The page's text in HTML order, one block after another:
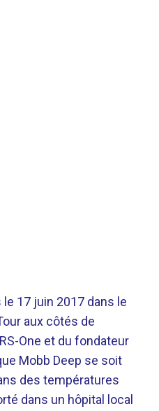
17 juin 2017 dans le
aux côtés de
One et du fondateur
Mobb Deep se soit
des températures
dans un hôpital local